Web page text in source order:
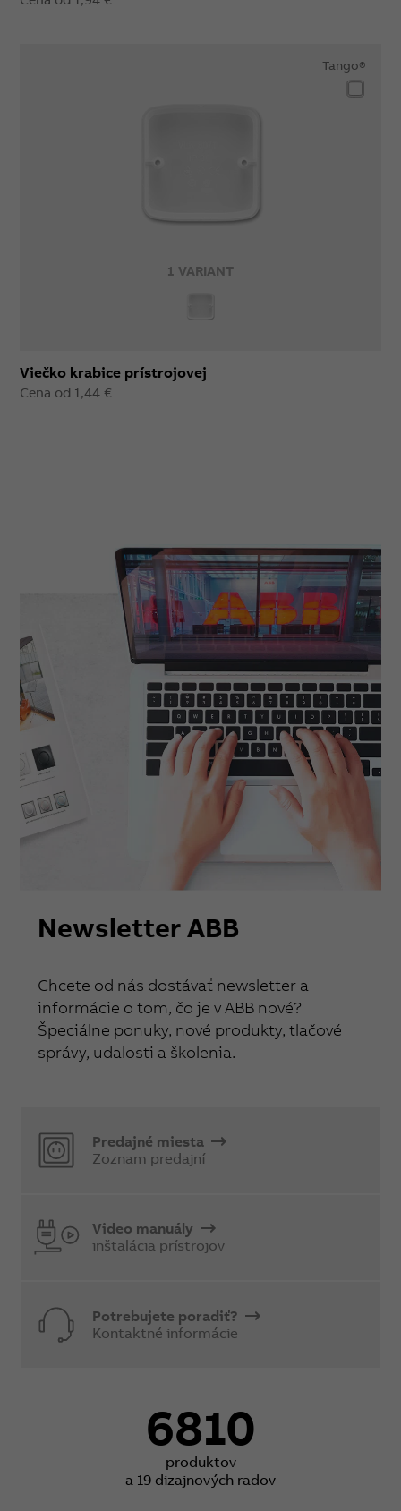
1 VARIANT
Tango®
Viečko krabice prístrojovej
Cena od 1,44 €
Newsletter ABB
Chcete od nás dostávať newsletter a
informácie o tom, čo je v ABB nové?
Špeciálne ponuky, nové produkty, tlačové
správy, udalosti a školenia.
Predajné miesta
Zoznam predajní
Video manuály
inštalácia prístrojov
Potrebujete poradiť?
Kontaktné informácie
6810
produktov
a 19 dizajnových radov